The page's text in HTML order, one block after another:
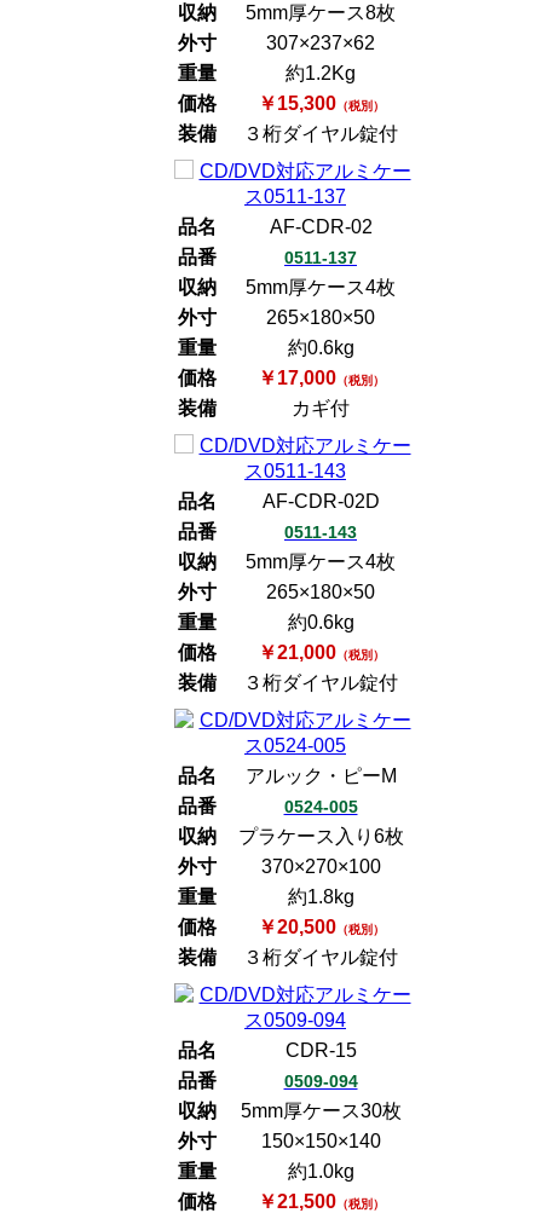
収納
5mm厚ケース8枚
外寸
307×237×62
重量
約1.2Kg
価格
￥15,300（税別）
装備 ３桁ダイヤル錠付
品名
AF-CDR-02
品番
0511-137
収納
5mm厚ケース4枚
外寸
265×180×50
重量
約0.6kg
価格
￥17,000（税別）
装備 カギ付
品名
AF-CDR-02D
品番
0511-143
収納
5mm厚ケース4枚
外寸
265×180×50
重量
約0.6kg
価格
￥21,000（税別）
装備 ３桁ダイヤル錠付
品名
アルック・ピーM
品番
0524-005
収納
プラケース入り6枚
外寸
370×270×100
重量
約1.8kg
価格
￥20,500（税別）
装備 ３桁ダイヤル錠付
品名
CDR-15
品番
0509-094
収納
5mm厚ケース30枚
外寸
150×150×140
重量
約1.0kg
価格
￥21,500（税別）